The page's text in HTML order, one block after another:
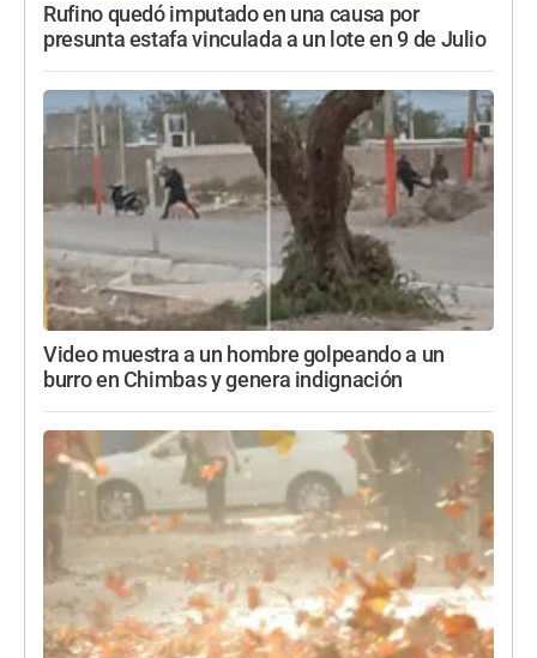
Rufino quedó imputado en una causa por
presunta estafa vinculada a un lote en 9 de Julio
Video muestra a un hombre golpeando a un
burro en Chimbas y genera indignación